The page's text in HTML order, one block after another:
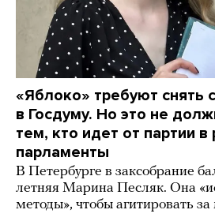
«Яблоко» требуют снять
в Госдуму. Но это не
тем, кто идет от партии
парламенты
В Петербурге в заксобрание
летняя Марина Песляк. Она
методы», чтобы агитировать